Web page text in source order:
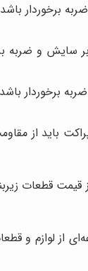
برخوردار
و ضربه
برخوردار
باید از
قیمت قطعات
از لوازم و